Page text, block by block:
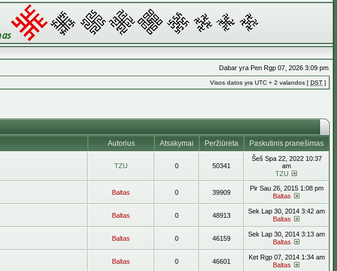
Dabar yra Pen Rgp 07, 2026 3:09 pm
Visos datos yra UTC + 2 valandos [ DST ]
Autorius Atsakymai Peržiūrėta Paskutinis pranešimas
TZU 0 50341
Šeš Spa 22, 2022 10:37
am
TZU
Baltas 0 39909
Pir Sau 26, 2015 1:08 pm
Baltas
Baltas 0 48913
Sek Lap 30, 2014 3:42 am
Baltas
Baltas 0 46159
Sek Lap 30, 2014 3:13 am
Baltas
Baltas 0 46601
Ket Rgp 07, 2014 1:34 am
Baltas